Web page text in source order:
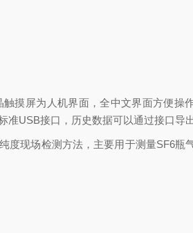
摸屏为人机界面，全中文界面方便操
USB接口，历史数据可以通过接口导
现场检测方法，主要用于测量SF6瓶